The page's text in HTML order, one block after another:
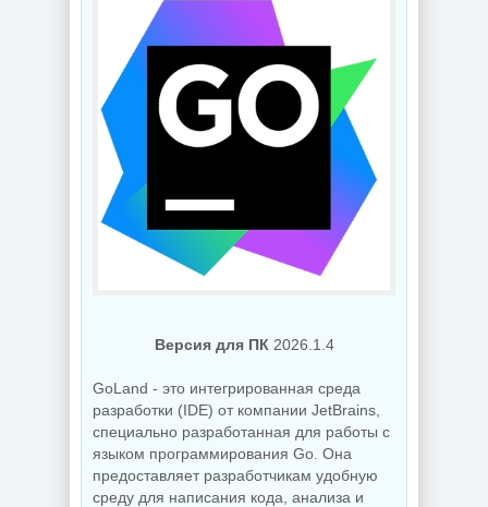
Видеоконвертер
Wondershare
UniConverter
17.4.5.648 RePack
by 7997
NEW
Telegram Desktop
NEW
для
компьютерной
мышки (Cursors
concept scheme)
Создание
коллажей Shotcut
26.8.1 + Portable
Версия для ПК 2026.1.4
GoLand - это интегрированная среда
разработки (IDE) от компании JetBrains,
специально разработанная для работы с
языком программирования Go. Она
предоставляет разработчикам удобную
среду для написания кода, анализа и